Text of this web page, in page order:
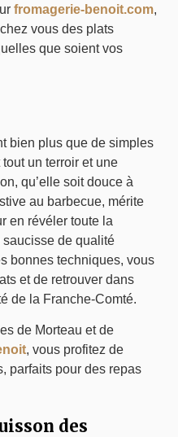
fromagerie-benoit.com,
vous des plats
que soient vos
bien plus que de simples
un terroir et une
qu’elle soit douce à
au barbecue, mérite
en révéler toute la
de qualité
bonnes techniques, vous
et de retrouver dans
de la Franche-Comté.
de Morteau et de
, vous profitez de
parfaits pour des repas
des